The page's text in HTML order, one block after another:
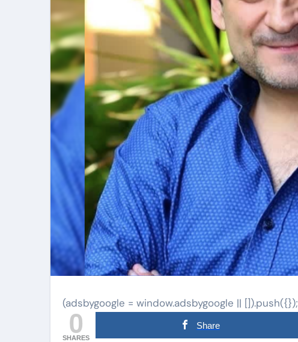
(adsbygoogle = window.adsbygoogle || []).push({});
0
SHARES
Share